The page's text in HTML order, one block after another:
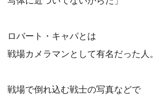
ロバート・キャパとは
戦場カメラマンとして有名だった人。
戦場で倒れ込む戦士の写真などで